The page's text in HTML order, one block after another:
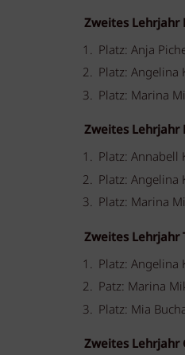
Zweites Lehrjahr
Platz: Anja
Platz: Angelina
Platz: Marina
Zweites Lehrjahr
Platz: Annabell
Platz: Angelina
Platz: Marina
Zweites Lehrjahr
Platz: Angelina
Patz: Marina
Platz: Mia
Zweites Lehrjahr